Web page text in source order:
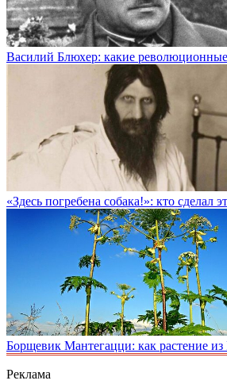
Василий Блюхер: какие
«Здесь погребена собака!»: кто
Борщевик Мантегацци: как растение
Реклама